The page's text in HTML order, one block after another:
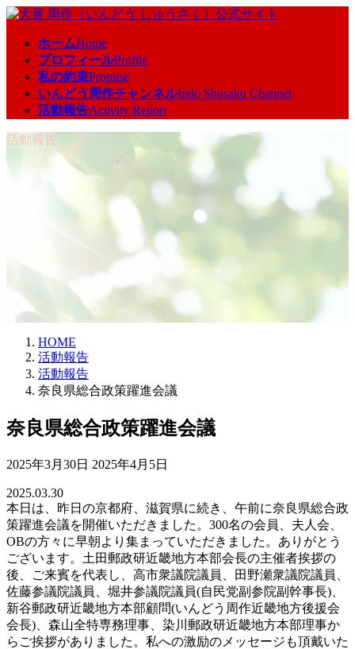
コ
キ
ッ
プ
ナ
に
移
動
ホームHome
プロフィールProfile
私の約束Promise
いんどう周作チャンネルIndo Shusaku Channel
活動報告Activity Report
活動報告
HOME
活動報告
活動報告
奈良県総合政策躍進会議
奈良県総合政策躍進会議
2025年3月30日 最
新
日
時
:
2025年4月5日
2025.03.30
本日は、昨日の京都府、滋賀県に続き、午前に奈良県総合政
策躍進会議を開催いただきました。300名の会員、夫人会、
OBの方々に早朝より集まっていただきました。ありがとう
ございます。土田郵政研近畿地方本部会長の主催者挨拶の
後、ご来賓を代表し、高市衆議院議員、田野瀬衆議院議員、
佐藤参議院議員、堀井参議院議員(自民党副参院副幹事長)、
新谷郵政研近畿地方本部顧問(いんどう周作近畿地方後援会
会長)、森山全特専務理事、染川郵政研近畿地方本部理事か
らご挨拶がありました。私への激励のメッセージも頂戴いた